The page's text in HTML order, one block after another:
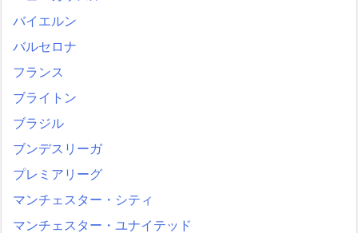
バイエルン
バルセロナ
フランス
ブライトン
ブラジル
ブンデスリーガ
プレミアリーグ
マンチェスター・シティ
マンチェスター・ユナイテッド